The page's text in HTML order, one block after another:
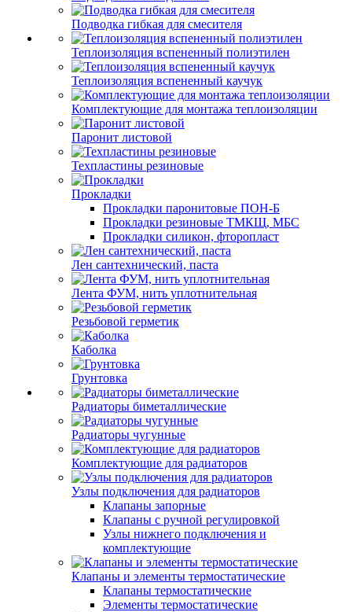
Подводка гибкая для смесителя
Теплоизоляция вспененный полиэтилен
Теплоизоляция вспененный каучук
Комплектующие для монтажа теплоизоляции
Паронит листовой
Техпластины резиновые
Прокладки
Прокладки паронитовые ПОН-Б
Прокладки резиновые ТМКЩ, МБС
Прокладки силикон, фторопласт
Лен сантехнический, паста
Лента ФУМ, нить уплотнительная
Резьбовой герметик
Каболка
Грунтовка
Радиаторы биметаллические
Радиаторы чугунные
Комплектующие для радиаторов
Узлы подключения для радиаторов
Клапаны запорные
Клапаны с ручной регулировкой
Узлы нижнего подключения и
комплектующие
Клапаны и элементы термостатические
Клапаны термостатические
Элементы термостатические